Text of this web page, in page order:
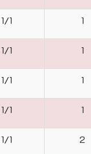
1/1 1
1/1 1
1/1 1
1/1 1
1/1 2